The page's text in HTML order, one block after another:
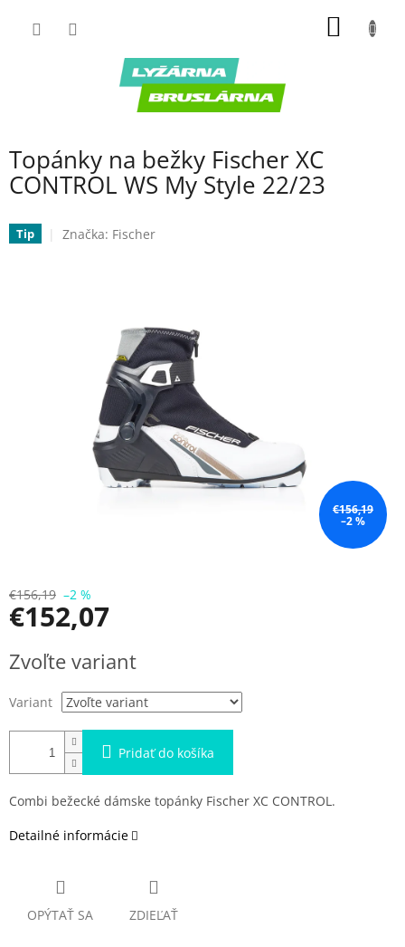
Topánky na bežky Fischer XC
CONTROL WS My Style 22/23
Tip Značka: Fischer
€156,19
–2 %
€156,19 –2 %
€152,07
cena:
Zvoľte variant
Variant
Pridať do košíka
Combi bežecké dámske topánky Fischer XC CONTROL.
Detailné informácie
OPÝTAŤ SA ZDIEĽAŤ